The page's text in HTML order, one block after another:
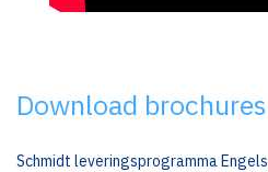
Download brochures
Schmidt leveringsprogramma Engels